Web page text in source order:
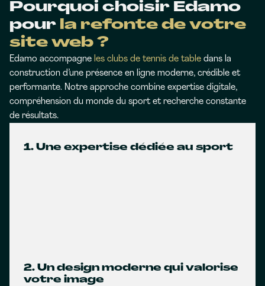
Pourquoi choisir Edamo
pour la refonte de votre
site web ?
Edamo accompagne les clubs de tennis de table dans la
construction d’une présence en ligne moderne, crédible et
performante. Notre approche combine expertise digitale,
compréhension du monde du sport et recherche constante
de résultats.
1. Une expertise dédiée au sport
2. Un design moderne qui valorise
votre image